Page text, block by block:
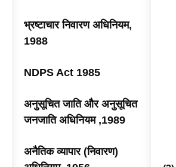
भ्रष्टाचार निवारण अधिनियम,
1988
NDPS Act 1985
अनुसूचित जाति और अनुसूचित
जनजाति अधिनियम ,1989
अनैतिक व्यापार (निवारण)